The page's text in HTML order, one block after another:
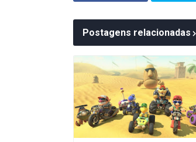
Postagens relacionadas